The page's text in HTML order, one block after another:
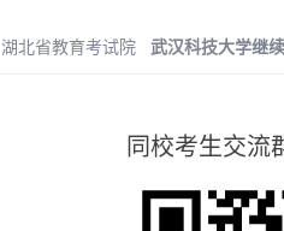
湖北省教育考试院 武汉科技大学继
同校考生交流